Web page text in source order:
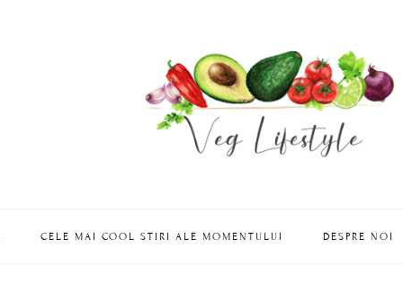
CELE MAI COOL STIRI ALE MOMENTULUI DESPRE NOI